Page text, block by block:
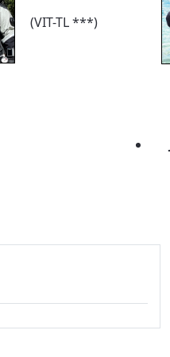
(VIT-TL ***)